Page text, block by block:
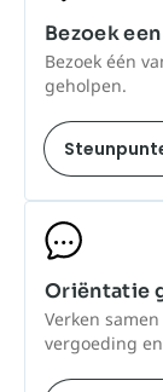
Bezoek
Bezoek één
geholpen.
Oriëntatie
Verken
vergoeding